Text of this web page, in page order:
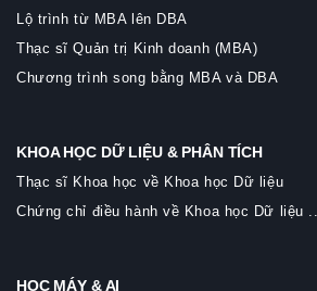
Lộ trình từ MBA lên DBA
Thạc sĩ Quản trị Kinh doanh (MBA)
Chương trình song bằng MBA và DBA
KHOA HỌC DỮ LIỆU & PHÂN TÍCH
Thạc sĩ Khoa học về Khoa học Dữ liệu
Chứng chỉ điều hành về Khoa học Dữ liệu ...
HỌC MÁY & AI